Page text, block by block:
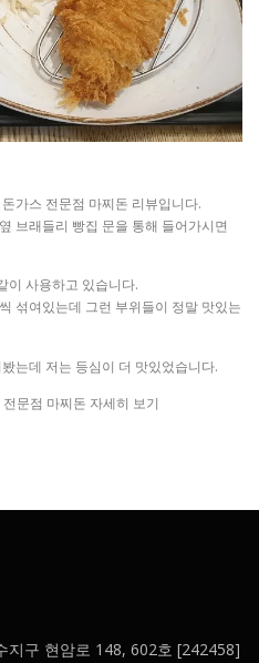
가스 전문점 마찌돈 리뷰입니다.
브래들리 빵집 문을 통해 들어가시면
이 사용하고 있습니다.
섞여있는데 그런 부위들이 정말 맛있는
는데 저는 등심이 더 맛있었습니다.
문점 마찌돈 자세히 보기
구 현암로 148, 602호 [242458]